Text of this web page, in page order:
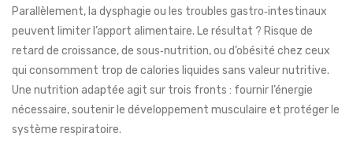
Parallèlement, la dysphagie ou les troubles gastro‑intestinaux
peuvent limiter l’apport alimentaire. Le résultat ? Risque de
retard de croissance, de sous‑nutrition, ou d’obésité chez ceux
qui consomment trop de calories liquides sans valeur nutritive.
Une nutrition adaptée agit sur trois fronts : fournir l’énergie
nécessaire, soutenir le développement musculaire et protéger le
système respiratoire.